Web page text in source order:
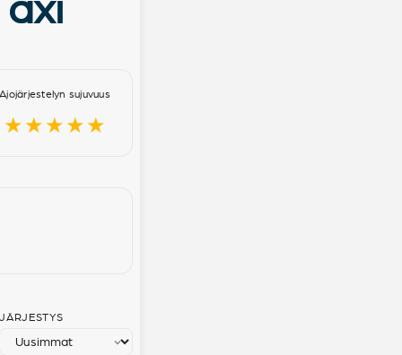
Ajojärjestelyn sujuvuus
★★★★★
JÄRJESTYS